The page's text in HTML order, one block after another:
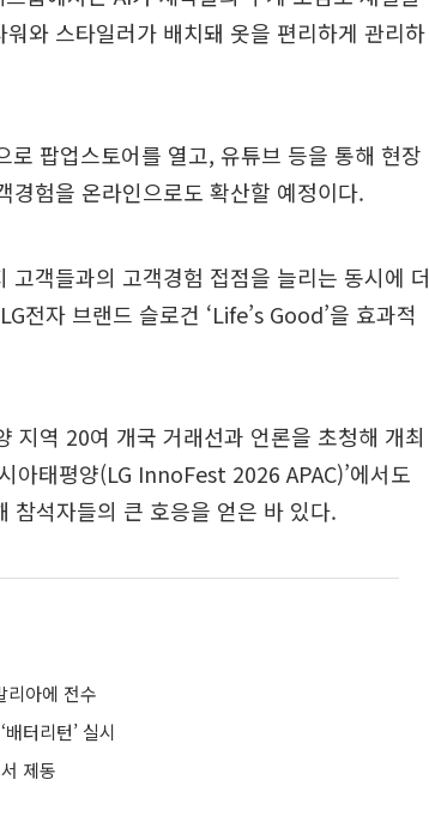
와 스타일러가 배치돼 옷을 편리하게 관리하
팝업스토어를 열고, 유튜브 등을 통해 현장
경험을 온라인으로도 확산할 예정이다.
객들과의 고객경험 접점을 늘리는 동시에 더
전자 브랜드 슬로건 ‘Life’s Good’을 효과적
지역 20여 개국 거래선과 언론을 초청해 개최
아태평양(LG InnoFest 2026 APAC)’에서도
참석자들의 큰 호응을 얻은 바 있다.
리아에 전수
터리턴’ 실시
제동